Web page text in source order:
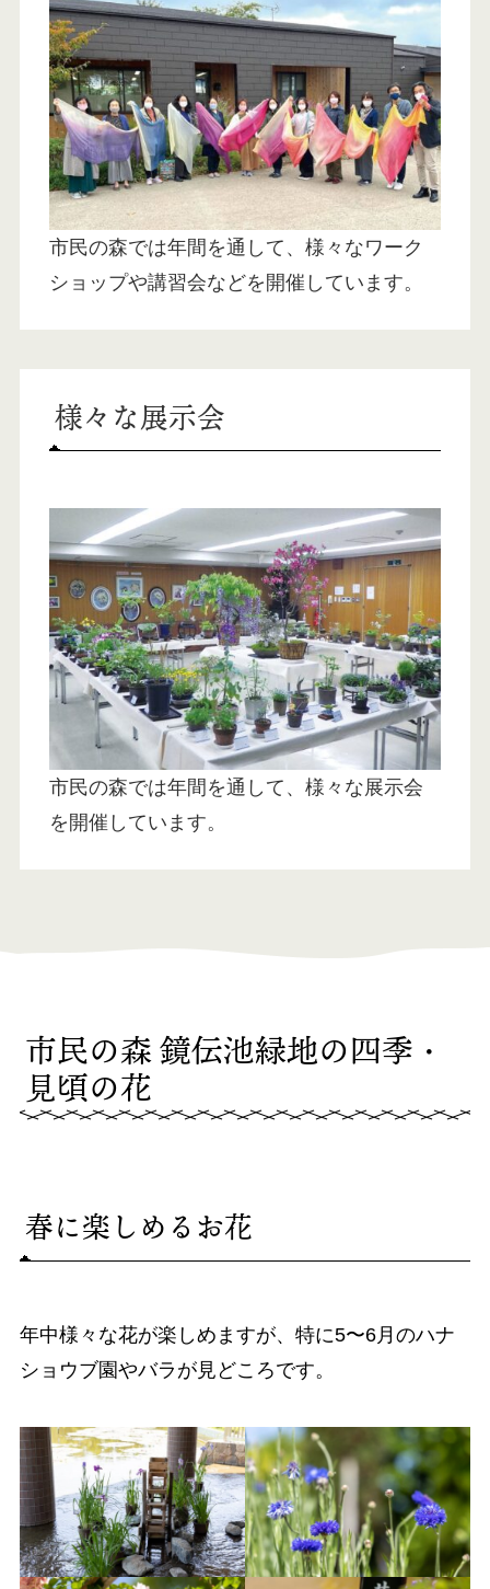
市民の森では年間を通して、様々なワーク
ショップや講習会などを開催しています。
様々な展示会
市民の森では年間を通して、様々な展示会
を開催しています。
市民の森 鏡伝池緑地の四季・
見頃の花
春に楽しめるお花
年中様々な花が楽しめますが、特に5〜6月のハナ
ショウブ園やバラが見どころです。